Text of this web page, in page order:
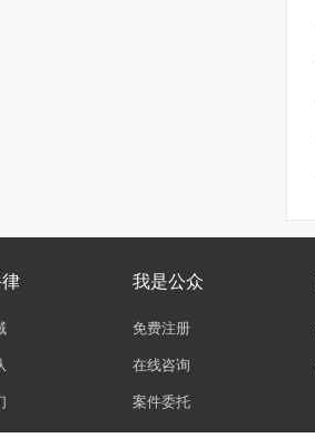
我是公众
免费注册
在线咨询
案件委托